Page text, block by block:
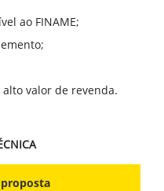
ao FINAME;
valor de revenda.